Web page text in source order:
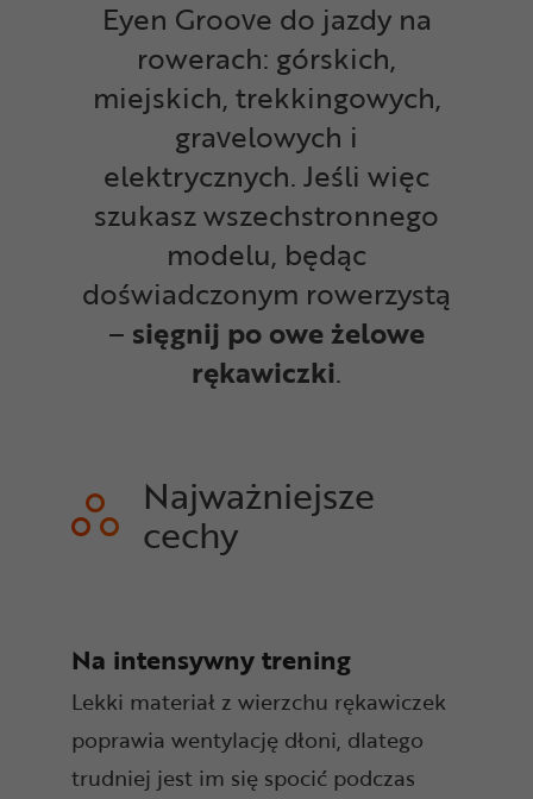
Eyen Groove do jazdy na
rowerach: górskich,
miejskich, trekkingowych,
gravelowych i
elektrycznych. Jeśli więc
szukasz wszechstronnego
modelu, będąc
doświadczonym rowerzystą
– sięgnij po owe żelowe
rękawiczki.
Najważniejsze
cechy
Na intensywny trening
Lekki materiał z wierzchu rękawiczek
poprawia wentylację dłoni, dlatego
trudniej jest im się spocić podczas